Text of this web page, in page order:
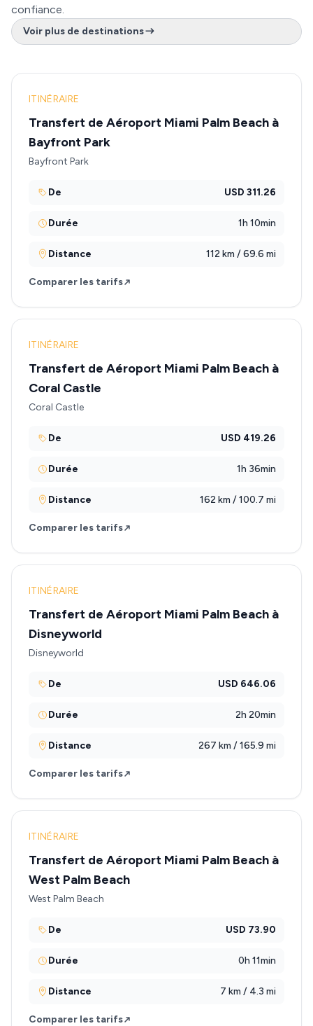
confiance.
Voir plus de destinations
ITINÉRAIRE
Transfert de Aéroport Miami Palm Beach à
Bayfront Park
Bayfront Park
De USD 311.26
Durée 1h 10min
Distance 112 km / 69.6 mi
Comparer les tarifs
ITINÉRAIRE
Transfert de Aéroport Miami Palm Beach à
Coral Castle
Coral Castle
De USD 419.26
Durée 1h 36min
Distance 162 km / 100.7 mi
Comparer les tarifs
ITINÉRAIRE
Transfert de Aéroport Miami Palm Beach à
Disneyworld
Disneyworld
De USD 646.06
Durée 2h 20min
Distance 267 km / 165.9 mi
Comparer les tarifs
ITINÉRAIRE
Transfert de Aéroport Miami Palm Beach à
West Palm Beach
West Palm Beach
De USD 73.90
Durée 0h 11min
Distance 7 km / 4.3 mi
Comparer les tarifs